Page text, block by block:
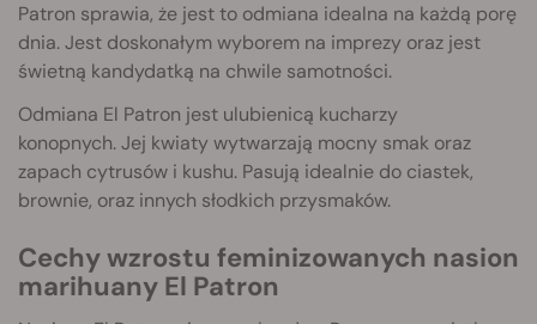
Patron sprawia, że jest to odmiana idealna na każdą porę
dnia. Jest doskonałym wyborem na imprezy oraz jest
świetną kandydatką na chwile samotności.
Odmiana El Patron jest ulubienicą kucharzy
konopnych. Jej kwiaty wytwarzają mocny smak oraz
zapach cytrusów i kushu. Pasują idealnie do ciastek,
brownie, oraz innych słodkich przysmaków.
Cechy wzrostu feminizowanych nasion
marihuany El Patron